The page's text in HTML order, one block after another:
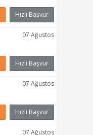
Hızlı Başvur
Hızlı Başvur
07 Ağustos
Hızlı Başvur
07 Ağustos
07 Ağustos